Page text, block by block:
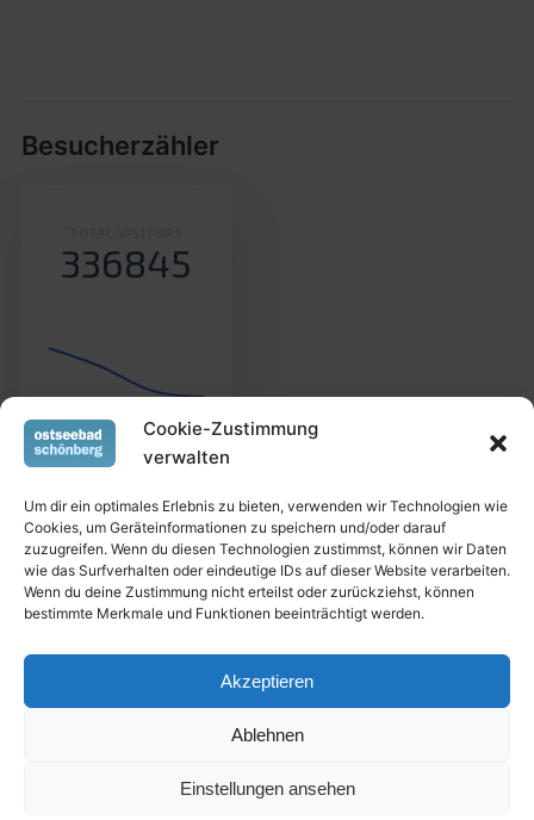
Cookie-Zustimmung
verwalten
Um dir ein optimales Erlebnis zu bieten, verwenden wir Technologien wie
Cookies, um Geräteinformationen zu speichern und/oder darauf
zuzugreifen. Wenn du diesen Technologien zustimmst, können wir Daten
wie das Surfverhalten oder eindeutige IDs auf dieser Website verarbeiten.
Wenn du deine Zustimmung nicht erteilst oder zurückziehst, können
bestimmte Merkmale und Funktionen beeinträchtigt werden.
Akzeptieren
Ablehnen
Einstellungen ansehen
Besucherzähler
336845
Start Cookie-Richtlinie (EU)
Datenschutzerklärung
Wünsche-, Ideen- und Sorgen-Briefkasten
Impressum Kontakt SiteMap